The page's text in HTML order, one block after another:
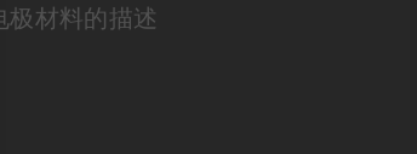
材料的描述
first service group is essential and